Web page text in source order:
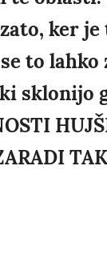
ker
to
sklonijo